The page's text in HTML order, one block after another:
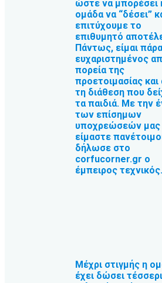
ώστε να μπορέσει
ομάδα να “δέσει”
επιτύχουμε το
επιθυμητό
Πάντως, είμαι
ευχαριστημένος
πορεία της
προετοιμασίας και
τη διάθεση που
τα παιδιά. Με την
των επίσημων
υποχρεώσεών μας
είμαστε
δήλωσε στο
corfucorner.gr ο
έμπειρος τεχνικός.
Μέχρι στιγμής η
έχει δώσει